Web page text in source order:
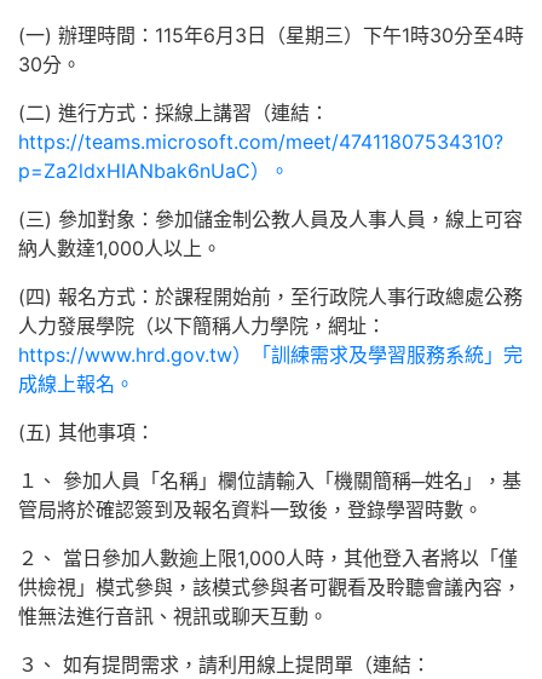
(一) 辦理時間：115年6月3日（星期三）下午1時30分至4時
30分。
(二) 進行方式：採線上講習（連結：
https://teams.microsoft.com/meet/47411807534310?
p=Za2ldxHIANbak6nUaC）。
(三) 參加對象：參加儲金制公教人員及人事人員，線上可容
納人數達1,000人以上。
(四) 報名方式：於課程開始前，至行政院人事行政總處公務
人力發展學院（以下簡稱人力學院，網址：
https://www.hrd.gov.tw）「訓練需求及學習服務系統」完
成線上報名。
(五) 其他事項：
１、 參加人員「名稱」欄位請輸入「機關簡稱─姓名」，基
管局將於確認簽到及報名資料一致後，登錄學習時數。
２、 當日參加人數逾上限1,000人時，其他登入者將以「僅
供檢視」模式參與，該模式參與者可觀看及聆聽會議內容，
惟無法進行音訊、視訊或聊天互動。
３、 如有提問需求，請利用線上提問單（連結：